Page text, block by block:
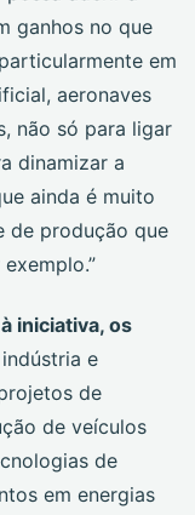
ganhos no que
em
aeronaves
não só para ligar
dinamizar a
ainda é muito
de produção que
iniciativa, os
indústria e
de
de veículos
de
em energias